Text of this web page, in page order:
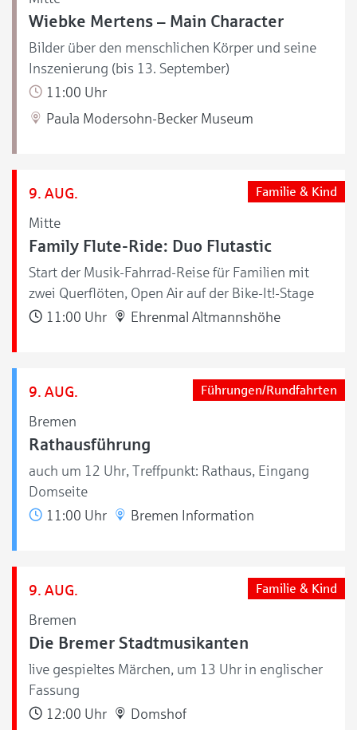
Wiebke Mertens – Main Character
Bilder über den menschlichen Körper und seine
Inszenierung (bis 13. September)
11:00 Uhr
Paula Modersohn-Becker Museum
9. AUG.
Mitte
Familie & Kind
Family Flute-Ride: Duo Flutastic
Start der Musik-Fahrrad-Reise für Familien mit
zwei Querflöten, Open Air auf der Bike-It!-Stage
11:00 Uhr
Ehrenmal Altmannshöhe
9. AUG.
Bremen
Führungen/Rundfahrten
Rathausführung
auch um 12 Uhr, Treffpunkt: Rathaus, Eingang
Domseite
11:00 Uhr
Bremen Information
9. AUG.
Bremen
Familie & Kind
Die Bremer Stadtmusikanten
live gespieltes Märchen, um 13 Uhr in englischer
Fassung
12:00 Uhr
Domshof